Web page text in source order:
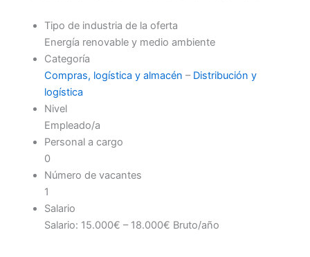
Tipo de industria de la oferta
Energía renovable y medio ambiente
Categoría
Compras, logística y almacén – Distribución y
logística
Nivel
Empleado/a
Personal a cargo
0
Número de vacantes
1
Salario
Salario: 15.000€ – 18.000€ Bruto/año